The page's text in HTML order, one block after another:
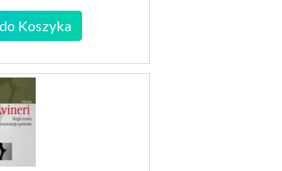
Koszyka